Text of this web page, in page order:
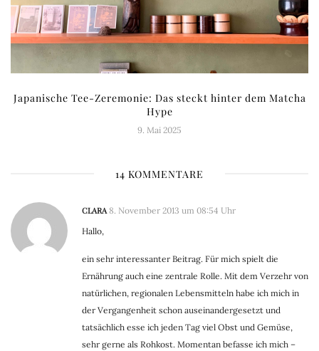
Japanische Tee-Zeremonie: Das steckt hinter dem Matcha
Hype
9. Mai 2025
14 KOMMENTARE
CLARA 8. November 2013 um 08:54 Uhr
Hallo,
ein sehr interessanter Beitrag. Für mich spielt die
Ernährung auch eine zentrale Rolle. Mit dem Verzehr von
natürlichen, regionalen Lebensmitteln habe ich mich in
der Vergangenheit schon auseinandergesetzt und
tatsächlich esse ich jeden Tag viel Obst und Gemüse,
sehr gerne als Rohkost. Momentan befasse ich mich –